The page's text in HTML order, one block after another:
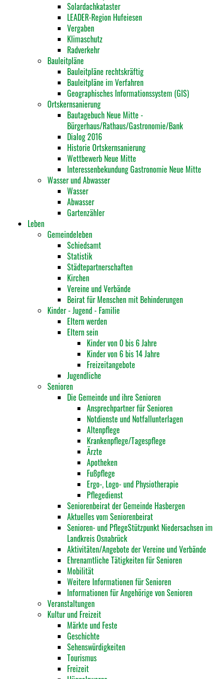
Solardachkataster
LEADER-Region Hufeiesen
Vergaben
Klimaschutz
Radverkehr
Bauleitpläne
Bauleitpläne rechtskräftig
Bauleitpläne im Verfahren
Geographisches Informationssystem (GIS)
Ortskernsanierung
Bautagebuch Neue Mitte -
Bürgerhaus/Rathaus/Gastronomie/Bank
Dialog 2016
Historie Ortskernsanierung
Wettbewerb Neue Mitte
Interessenbekundung Gastronomie Neue Mitte
Wasser und Abwasser
Wasser
Abwasser
Gartenzähler
Leben
Gemeindeleben
Schiedsamt
Statistik
Städtepartnerschaften
Kirchen
Vereine und Verbände
Beirat für Menschen mit Behinderungen
Kinder - Jugend - Familie
Eltern werden
Eltern sein
Kinder von 0 bis 6 Jahre
Kinder von 6 bis 14 Jahre
Freizeitangebote
Jugendliche
Senioren
Die Gemeinde und ihre Senioren
Ansprechpartner für Senioren
Notdienste und Notfallunterlagen
Altenpflege
Krankenpflege/Tagespflege
Ärzte
Apotheken
Fußpflege
Ergo-, Logo- und Physiotherapie
Pflegedienst
Seniorenbeirat der Gemeinde Hasbergen
Aktuelles vom Seniorenbeirat
Senioren- und PflegeStützpunkt Niedersachsen im
Landkreis Osnabrück
Aktivitäten/Angebote der Vereine und Verbände
Ehrenamtliche Tätigkeiten für Senioren
Mobilität
Weitere Informationen für Senioren
Informationen für Angehörige von Senioren
Veranstaltungen
Kultur und Freizeit
Märkte und Feste
Geschichte
Sehenswürdigkeiten
Tourismus
Freizeit